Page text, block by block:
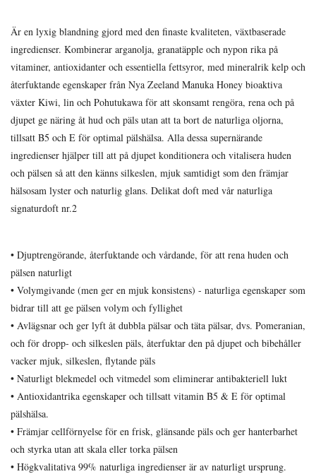
Är en lyxig blandning gjord med den finaste kvaliteten, växtbaserade
ingredienser. Kombinerar arganolja, granatäpple och nypon rika på
vitaminer, antioxidanter och essentiella fettsyror, med mineralrik kelp och
återfuktande egenskaper från Nya Zeeland Manuka Honey bioaktiva
växter Kiwi, lin och Pohutukawa för att skonsamt rengöra, rena och på
djupet ge näring åt hud och päls utan att ta bort de naturliga oljorna,
tillsatt B5 och E för optimal pälshälsa. Alla dessa supernärande
ingredienser hjälper till att på djupet konditionera och vitalisera huden
och pälsen så att den känns silkeslen, mjuk samtidigt som den främjar
hälsosam lyster och naturlig glans. Delikat doft med vår naturliga
signaturdoft nr.2
• Djuptrengörande, återfuktande och vårdande, för att rena huden och
pälsen naturligt
• Volymgivande (men ger en mjuk konsistens) - naturliga egenskaper som
bidrar till att ge pälsen volym och fyllighet
• Avlägsnar och ger lyft åt dubbla pälsar och täta pälsar, dvs. Pomeranian,
och för dropp- och silkeslen päls, återfuktar den på djupet och bibehåller
vacker mjuk, silkeslen, flytande päls
• Naturligt blekmedel och vitmedel som eliminerar antibakteriell lukt
• Antioxidantrika egenskaper och tillsatt vitamin B5 & E för optimal
pälshälsa.
• Främjar cellförnyelse för en frisk, glänsande päls och ger hanterbarhet
och styrka utan att skala eller torka pälsen
• Högkvalitativa 99% naturliga ingredienser är av naturligt ursprung.